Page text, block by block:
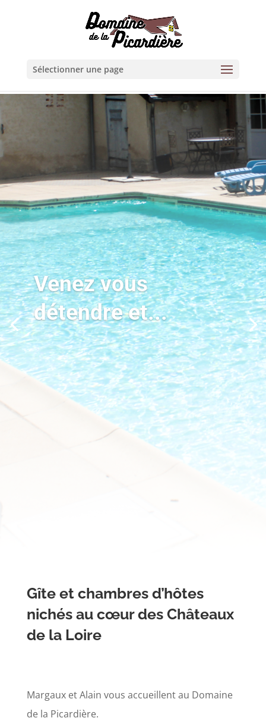
Sélectionner une page
Venez vous
détendre et...
Gîte et chambres d’hôtes
nichés au cœur des Châteaux
de la Loire
Margaux et Alain vous accueillent au Domaine
de la Picardière.